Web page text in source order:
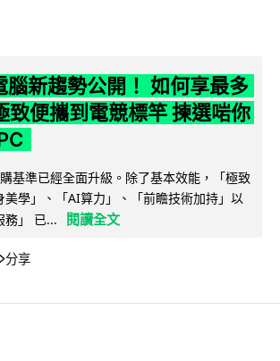
新趨勢公開！ 如何享最多
便攜到電競標竿 揀選啱你
基準已經全面升級。除了基本效能，「極致
美學」、「AI算力」、「前瞻技術加持」以
務」 已...
閱讀全文
分享